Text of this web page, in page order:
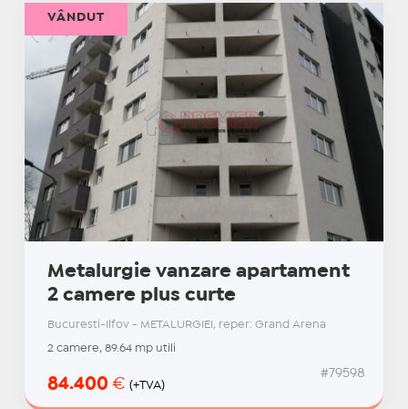
Metalurgie vanzare apartament
2 camere plus curte
Bucuresti-Ilfov - METALURGIEI, reper: Grand Arena
2 camere, 89.64 mp utili
84.400 € (+TVA)
#79598
VÂNDUT